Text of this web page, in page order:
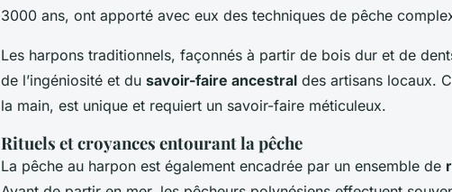
3000 ans, ont apporté avec eux des techniques de pêche
Les harpons traditionnels, façonnés à partir de bois dur et de
de l’ingéniosité et du savoir-faire ancestral des artisans locaux.
la main, est unique et requiert un savoir-faire méticuleux.
Rituels et croyances entourant la pêche
La pêche au harpon est également encadrée par un ensemble de